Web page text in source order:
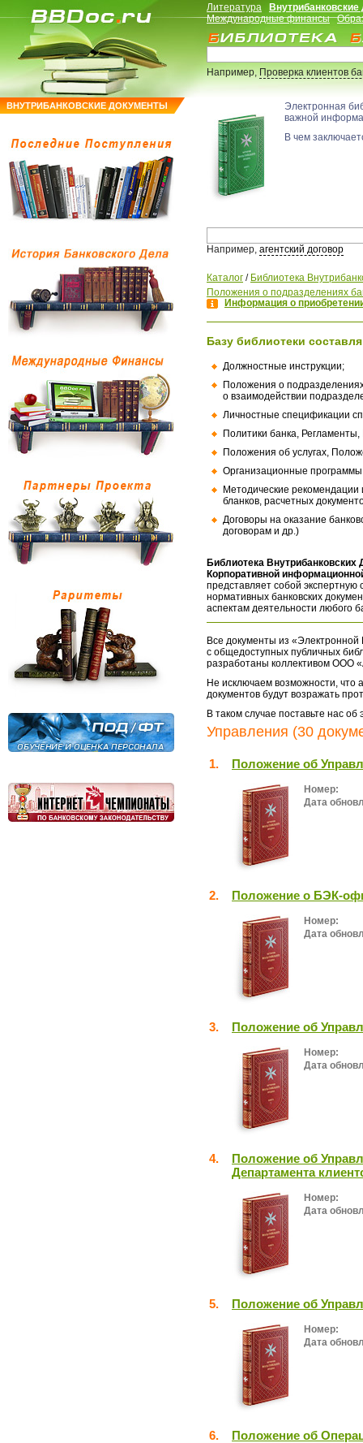
ВНУТРИБАНКОВСКИЕ ДОКУМЕНТЫ
Литература
Международные финансы
Например,Проверка клиентов
Электронная
важной
В чем
Например, агентский договор
Каталог / Библиотека
Положения о подразделениях
Информация о
Базу библиотеки
Должностные инструкции;
Положения о
о взаимодействии
Личностные спецификации
Политики банка,
Положения об услугах,
Организационные
Методические
бланков, расчетных
Договоры на оказание
договорам и др.)
Библиотека
Корпоративной
представляет собой экспертную
нормативных банковских
аспектам деятельности любого
Все документы из «Электронной
с общедоступных публичных
разработаны коллективом ООО
Не исключаем возможности, что
документов будут возражать
В таком случае поставьте нас
Управления (30
1. Положение об
Номер:
Дата
2. Положение о БЭК-
Номер:
Дата
3. Положение об
Номер:
Дата
4.
Положение об
Департамента
Номер:
Дата
5. Положение об
Номер:
Дата
6. Положение об